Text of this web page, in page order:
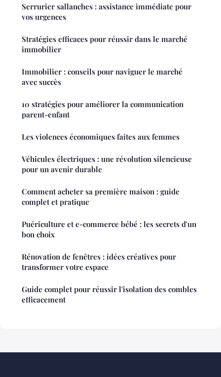
Serrurier sallanches : assistance immédiate pour
vos urgences
Stratégies efficaces pour réussir dans le marché
immobilier
Immobilier : conseils pour naviguer le marché
avec succès
10 stratégies pour améliorer la communication
parent-enfant
Les violences économiques faites aux femmes
Véhicules électriques : une révolution silencieuse
pour un avenir durable
Comment acheter sa première maison : guide
complet et pratique
Puériculture et e-commerce bébé : les secrets d'un
bon choix
Rénovation de fenêtres : idées créatives pour
transformer votre espace
Guide complet pour réussir l'isolation des combles
efficacement